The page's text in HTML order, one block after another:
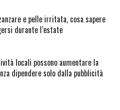
e pelle irritata, cosa sapere
durante l’estate
locali possono aumentare la
dipendere solo dalla pubblicità